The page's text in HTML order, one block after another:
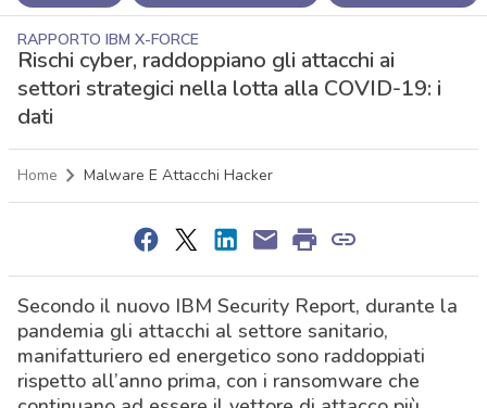
RAPPORTO IBM X-FORCE
Rischi cyber, raddoppiano gli attacchi ai
settori strategici nella lotta alla COVID-19: i
dati
Home Malware E Attacchi Hacker
Secondo il nuovo IBM Security Report, durante la
pandemia gli attacchi al settore sanitario,
manifatturiero ed energetico sono raddoppiati
rispetto all’anno prima, con i ransomware che